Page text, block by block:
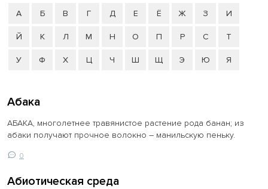
А Б В Г Д Е Ё Ж З И
Й К Л М Н О П Р С Т
У Ф Х Ц Ч Ш Щ Э Ю Я
Абака
АБАКА, многолетнее травянистое растение рода банан; из
абаки получают прочное волокно – манильскую пеньку.
0
Абиотическая среда